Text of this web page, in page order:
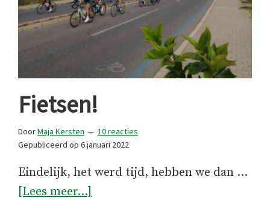
Fietsen!
DoorMaja Kersten
10 reacties
Gepubliceerd op 6 januari 2022
Eindelijk, het werd tijd, hebben we dan …
[Lees meer...]